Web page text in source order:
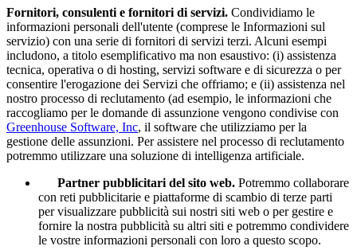
Fornitori, consulenti e fornitori di servizi. Condividiamo le
informazioni personali dell'utente (comprese le Informazioni sul
servizio) con una serie di fornitori di servizi terzi. Alcuni esempi
includono, a titolo esemplificativo ma non esaustivo: (i) assistenza
tecnica, operativa o di hosting, servizi software e di sicurezza o per
consentire l'erogazione dei Servizi che offriamo; e (ii) assistenza nel
nostro processo di reclutamento (ad esempio, le informazioni che
raccogliamo per le domande di assunzione vengono condivise con
Greenhouse Software, Inc, il software che utilizziamo per la
gestione delle assunzioni. Per assistere nel processo di reclutamento
potremmo utilizzare una soluzione di intelligenza artificiale.
Partner pubblicitari del sito web. Potremmo collaborare
con reti pubblicitarie e piattaforme di scambio di terze parti
per visualizzare pubblicità sui nostri siti web o per gestire e
fornire la nostra pubblicità su altri siti e potremmo condividere
le vostre informazioni personali con loro a questo scopo.